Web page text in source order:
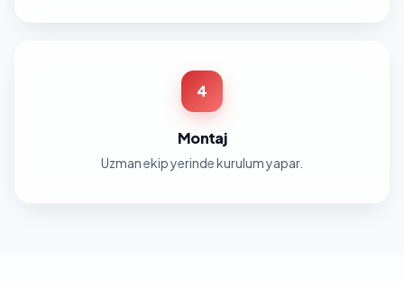
4
Montaj
Uzman ekip yerinde kurulum yapar.